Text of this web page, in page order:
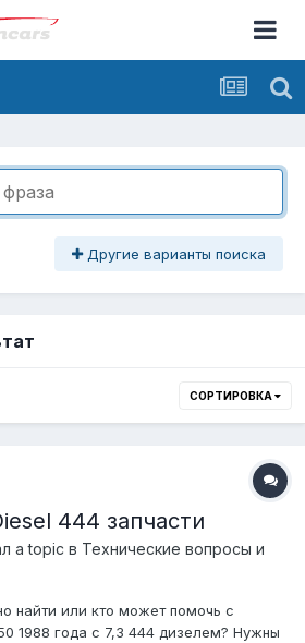
Другие варианты поиска
СОРТИРОВКА
444 запчасти
a topic в Технические вопросы и
найти или кто может помочь с
1988 года с 7,3 444 дизелем? Нужны